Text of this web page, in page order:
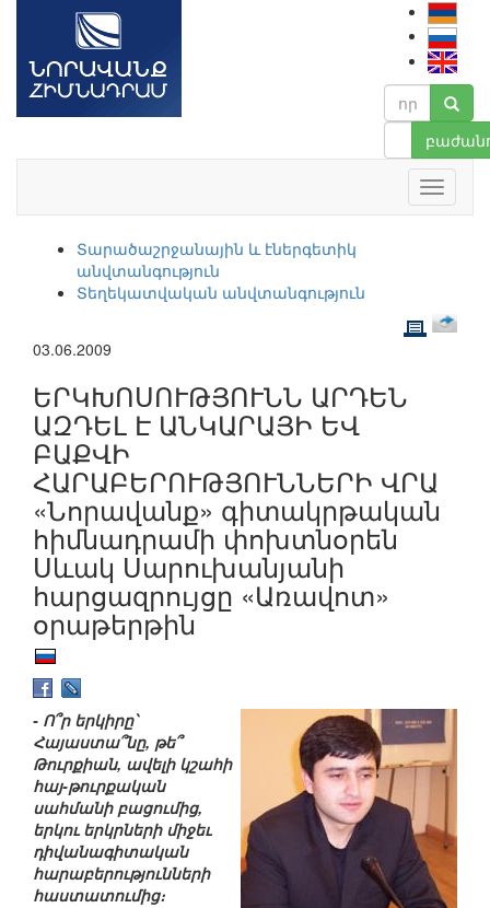
Տարածաշրջանային և էներգետիկ
անվտանգություն
Տեղեկատվական անվտանգություն
03.06.2009
ԵՐԿԽՈՍՈՒԹՅՈՒՆՆ ԱՐԴԵՆ
ԱԶԴԵԼ Է ԱՆԿԱՐԱՅԻ ԵՎ
ԲԱՔՎԻ
ՀԱՐԱԲԵՐՈՒԹՅՈՒՆՆԵՐԻ ՎՐԱ
«Նորավանք» գիտակրթական
հիմնադրամի փոխտնօրեն
Սևակ Սարուխանյանի
հարցազրույցը «Առավոտ»
օրաթերթին
- Ո՞ր երկիրը՝
Հայաստա՞նը, թե՞
Թուրքիան, ավելի կշահի
հայ-թուրքական
սահմանի բացումից,
երկու երկրների միջեւ
դիվանագիտական
հարաբերությունների
հաստատումից։